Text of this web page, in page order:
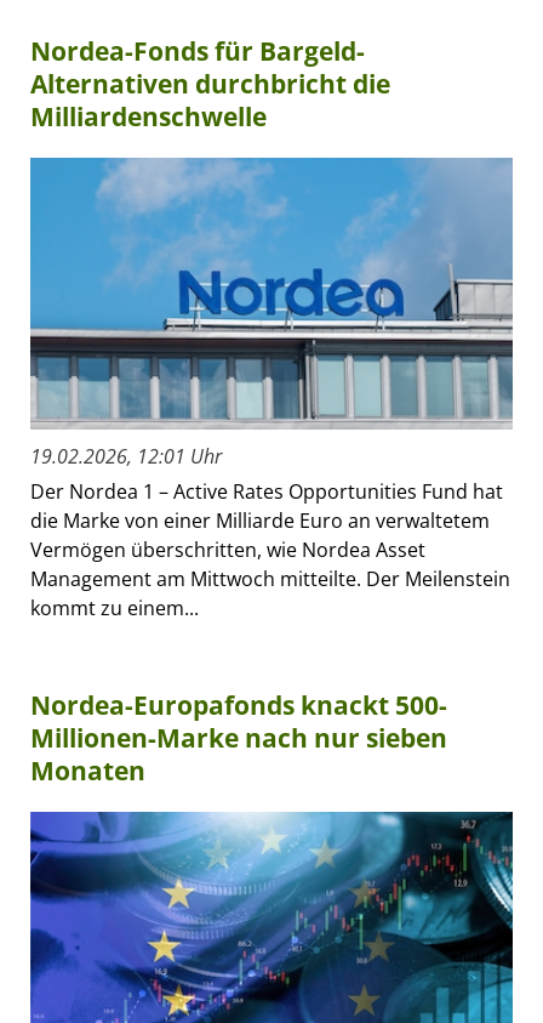
Nordea-Fonds für Bargeld-
Alternativen durchbricht die
Milliardenschwelle
19.02.2026, 12:01 Uhr
Der Nordea 1 – Active Rates Opportunities Fund hat
die Marke von einer Milliarde Euro an verwaltetem
Vermögen überschritten, wie Nordea Asset
Management am Mittwoch mitteilte. Der Meilenstein
kommt zu einem...
Nordea-Europafonds knackt 500-
Millionen-Marke nach nur sieben
Monaten